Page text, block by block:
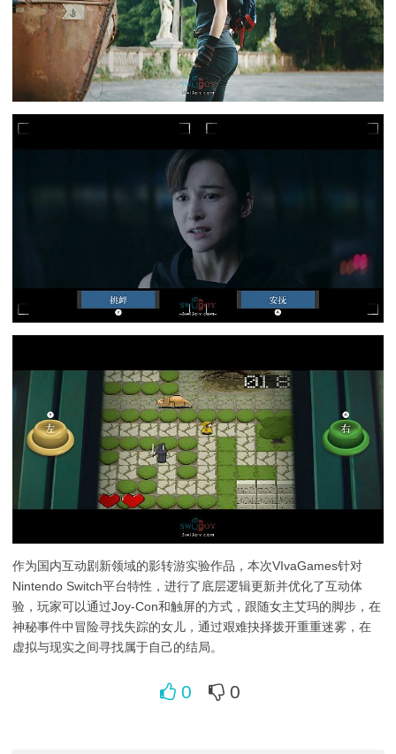
作为国内互动剧新领域的影转游实验作品，本次VIvaGames针对
Nintendo Switch平台特性，进行了底层逻辑更新并优化了互动体
验，玩家可以通过Joy-Con和触屏的方式，跟随女主艾玛的脚步，在
神秘事件中冒险寻找失踪的女儿，通过艰难抉择拨开重重迷雾，在
虚拟与现实之间寻找属于自己的结局。
0 0